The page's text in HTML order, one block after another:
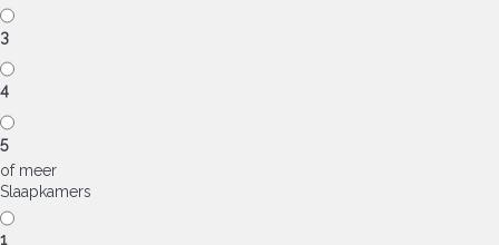
3
4
5
of meer
Slaapkamers
1